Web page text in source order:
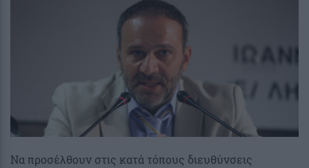
Να προσέλθουν στις κατά τόπους διευθύνσεις